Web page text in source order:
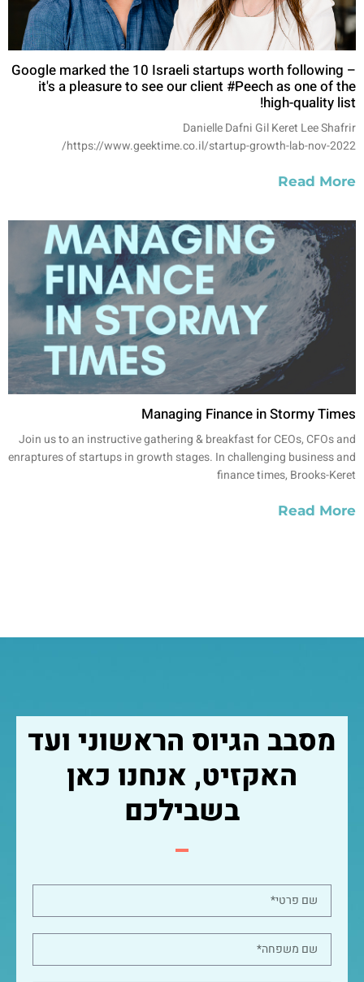
Google marked the 10 Israeli startups worth following –
it's a pleasure to see our client #Peech as one of the
high-quality list!
Danielle Dafni Gil Keret Lee Shafrir
https://www.geektime.co.il/startup-growth-lab-nov-2022/
Read More
Managing Finance in Stormy Times
Join us to an instructive gathering & breakfast for CEOs, CFOs and
enraptures of startups in growth stages. In challenging business and
finance times, Brooks-Keret
Read More
מסבב הגיוס הראשוני ועד
האקזיט, אנחנו כאן
בשבילכם